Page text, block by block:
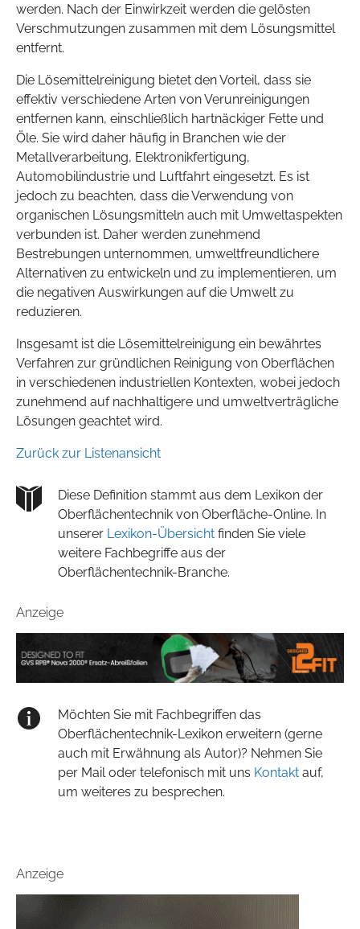
werden. Nach der Einwirkzeit werden die gelösten
Verschmutzungen zusammen mit dem Lösungsmittel
entfernt.
Die Lösemittelreinigung bietet den Vorteil, dass sie
effektiv verschiedene Arten von Verunreinigungen
entfernen kann, einschließlich hartnäckiger Fette und
Öle. Sie wird daher häufig in Branchen wie der
Metallverarbeitung, Elektronikfertigung,
Automobilindustrie und Luftfahrt eingesetzt. Es ist
jedoch zu beachten, dass die Verwendung von
organischen Lösungsmitteln auch mit Umweltaspekten
verbunden ist. Daher werden zunehmend
Bestrebungen unternommen, umweltfreundlichere
Alternativen zu entwickeln und zu implementieren, um
die negativen Auswirkungen auf die Umwelt zu
reduzieren.
Insgesamt ist die Lösemittelreinigung ein bewährtes
Verfahren zur gründlichen Reinigung von Oberflächen
in verschiedenen industriellen Kontexten, wobei jedoch
zunehmend auf nachhaltigere und umweltverträgliche
Lösungen geachtet wird.
Zurück zur Listenansicht
Diese Definition stammt aus dem Lexikon der
Oberflächentechnik von Oberfläche-Online. In
unserer Lexikon-Übersicht finden Sie viele
weitere Fachbegriffe aus der
Oberflächentechnik-Branche.
Anzeige
Möchten Sie mit Fachbegriffen das
Oberflächentechnik-Lexikon erweitern (gerne
auch mit Erwähnung als Autor)? Nehmen Sie
per Mail oder telefonisch mit uns Kontakt auf,
um weiteres zu besprechen.
Anzeige